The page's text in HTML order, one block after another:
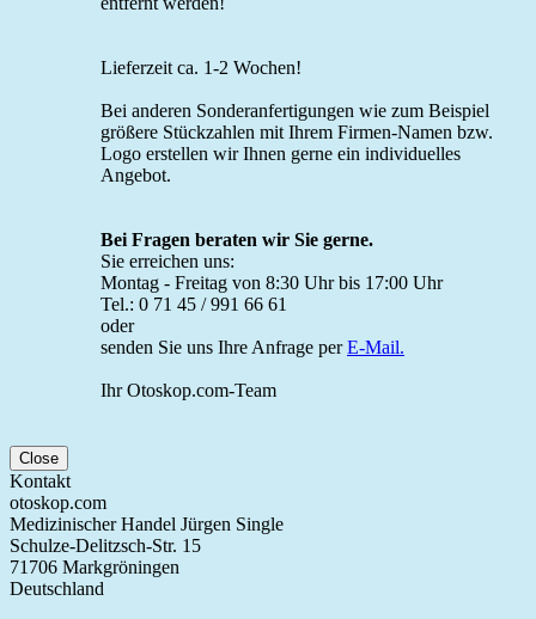
Lieferzeit ca. 1-2 Wochen!
Bei anderen Sonderanfertigungen wie zum Beispiel
größere Stückzahlen mit Ihrem Firmen-Namen bzw.
Logo erstellen wir Ihnen gerne ein individuelles
Angebot.
Bei Fragen beraten wir Sie gerne.
Sie erreichen uns:
Montag - Freitag von 8:30 Uhr bis 17:00 Uhr
Tel.: 0 71 45 / 991 66 61
oder
senden Sie uns Ihre Anfrage perE-Mail.
Ihr Otoskop.com-Team
Close
Kontakt
otoskop.com
Medizinischer Handel Jürgen Single
Schulze-Delitzsch-Str. 15
71706 Markgröningen
Deutschland